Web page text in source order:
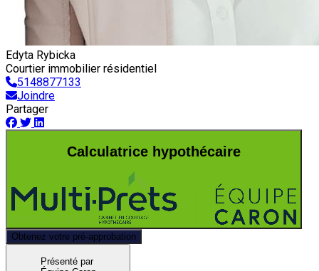
Edyta Rybicka
Courtier immobilier résidentiel
5148877133
Joindre
Partager
Calculatrice hypothécaire
Obtenez votre pré-approbation
Présenté par